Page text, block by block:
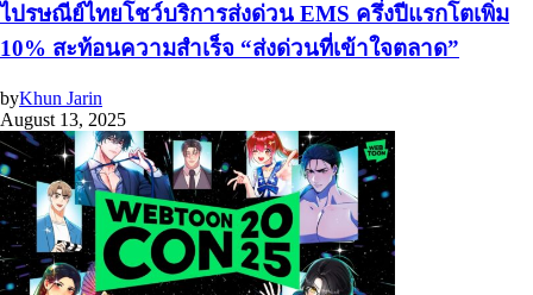
ไปรษณีย์ไทยโชว์บริการส่งด่วน EMS ครึ่งปีแรกโตเพิ่ม
10% สะท้อนความสำเร็จ “ส่งด่วนที่เข้าใจตลาด”
byKhun Jarin
August 13, 2025